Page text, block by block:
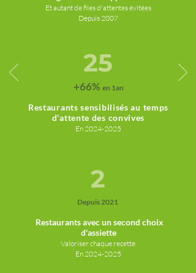
Et autant de files d'attentes évitées
Depuis 2007
25
+66% en 1an
Restaurants sensibilisés au temps
d'attente des convives
En 2024-2025
2
Depuis 2021
Restaurants avec un second choix
d'assiette
Valoriser chaque recette
En 2024-2025